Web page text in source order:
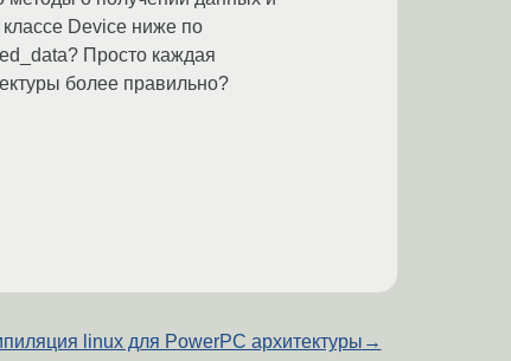
Device ниже по
Просто каждая
более правильно?
linux для PowerPC архитектуры →